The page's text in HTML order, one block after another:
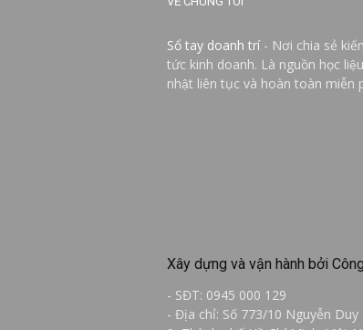
Sổ tay doanh trí - Nơi chia sẻ
tức kinh doanh. Là nguồn học
nhật liên tục và hoàn toàn miễn
Xây dựng và vận hành bởi
- SĐT: 0945 000 129
- Địa chỉ: Số 773/10 Nguyễn